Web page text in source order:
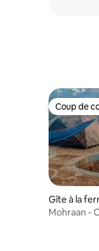
Coup de
Coup de
Gîte à la
Mohraan -